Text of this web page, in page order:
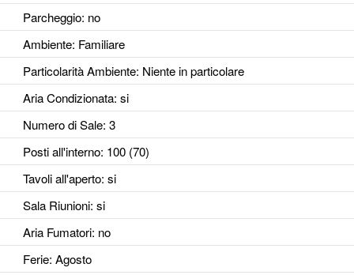
Parcheggio: no
Ambiente: Familiare
Particolarità Ambiente: Niente in particolare
Aria Condizionata: si
Numero di Sale: 3
Posti all'interno: 100 (70)
Tavoli all'aperto: si
Sala Riunioni: si
Aria Fumatori: no
Ferie: Agosto